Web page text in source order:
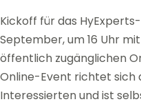
Kickoff für das
September, um 16 Uhr
öffentlich zugänglichen
Online-Event richtet sich
Interessierten und ist